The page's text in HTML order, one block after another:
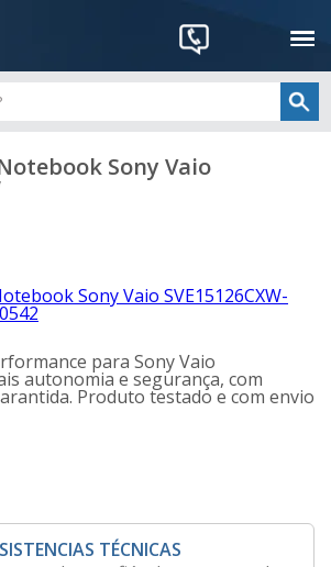
Sony Vaio
para Sony Vaio
autonomia e segurança, com
Produto testado e com envio
TÉCNICAS